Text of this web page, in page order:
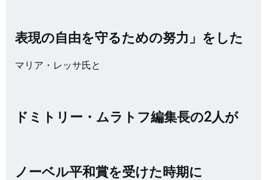
表現の自由を守るための努力」をした
マリア・レッサ氏と
ドミトリー・ムラトフ編集長の2人が
ノーベル平和賞を受けた時期に